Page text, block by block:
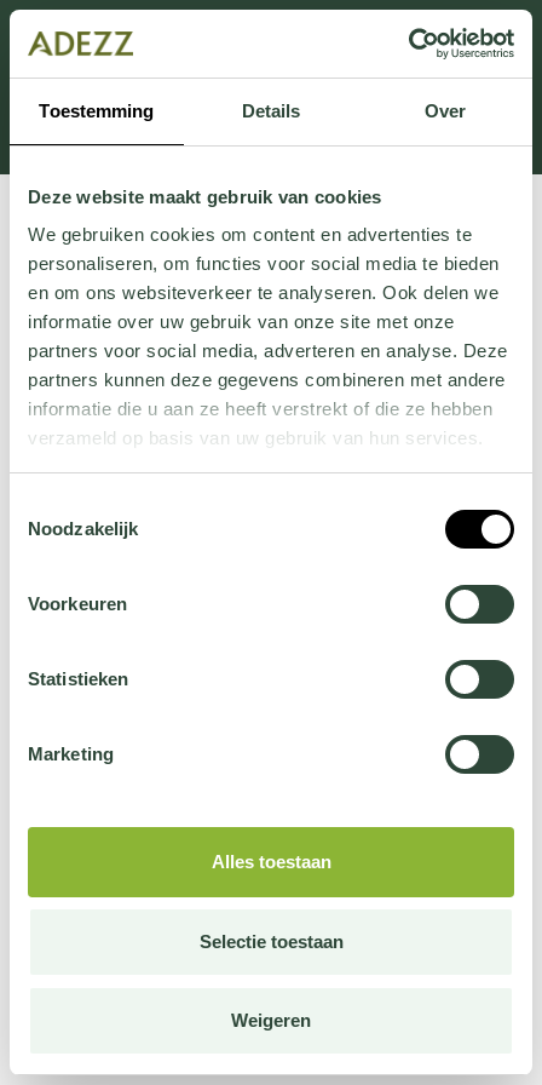
Toestemming Details Over
Deze website maakt gebruik van cookies
We gebruiken cookies om content en advertenties te
personaliseren, om functies voor social media te bieden
en om ons websiteverkeer te analyseren. Ook delen we
informatie over uw gebruik van onze site met onze
partners voor social media, adverteren en analyse. Deze
partners kunnen deze gegevens combineren met andere
informatie die u aan ze heeft verstrekt of die ze hebben
verzameld op basis van uw gebruik van hun services.
jehier.
Noodzakelijk
Voorkeuren
Statistieken
Marketing
Alles toestaan
Selectie toestaan
Weigeren
Dieser Abschnitt wird derzeit gewartet.
Wenn Sie Informationen vermissen, können Sie uns
unter +31 413 395 294 anrufen oder uns unter